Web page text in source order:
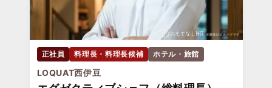
正社員 料理長・料理長候補 ホテル・旅館
LOQUAT西伊豆